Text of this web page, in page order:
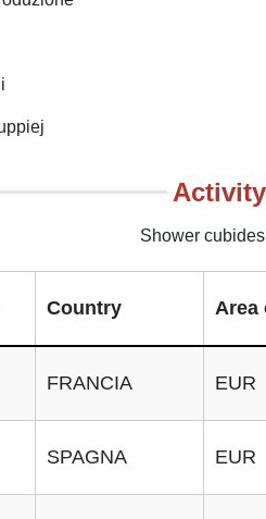
Shower
Country Area
FRANCIA EUR
SPAGNA EUR